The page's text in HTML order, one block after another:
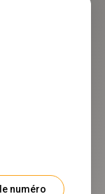
numéro